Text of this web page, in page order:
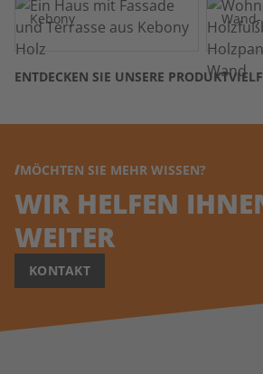
Kebony
ENTDECKEN SIE UNSERE
MÖCHTEN SIE MEHR WISSEN?
WIR HELFEN
WEITER
KONTAKT